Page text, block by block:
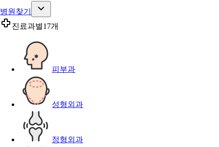
병원찾기
진료과별17개
피부과
성형외과
정형외과